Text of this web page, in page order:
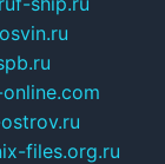
files.org.ru